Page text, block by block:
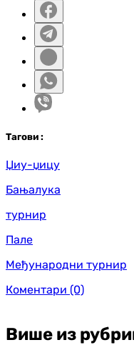
Тагови :
Џиу-џицу
Бањалука
турнир
Пале
Међународни турнир
Коментари (0)
Више из